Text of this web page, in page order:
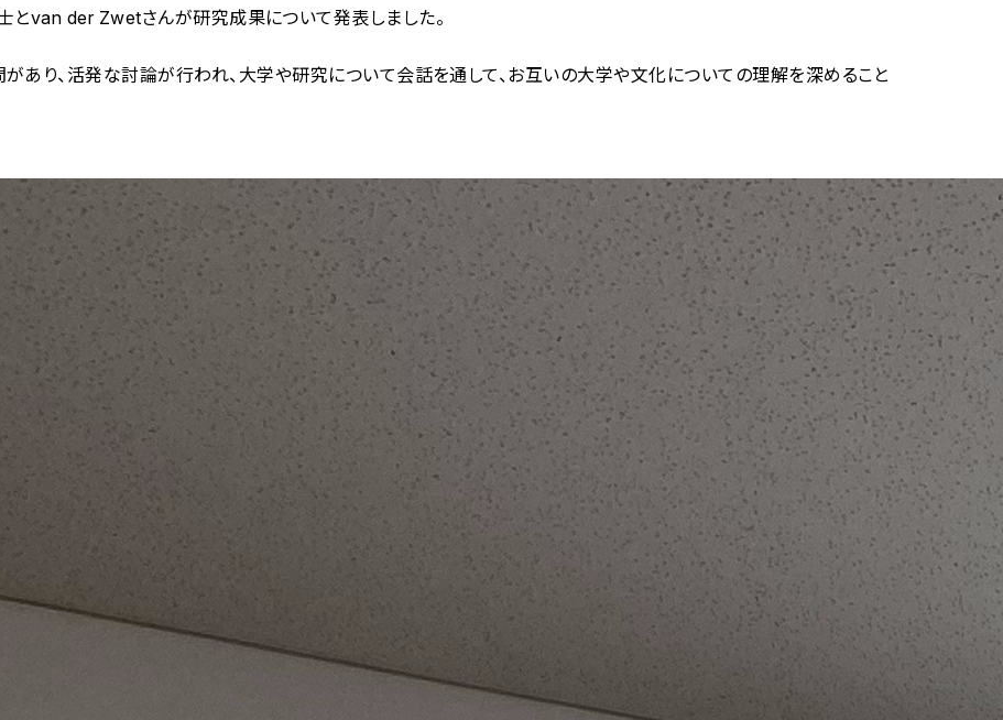
van der Zwetさんが研究成果について発表しました。
り、活発な討論が行われ、大学や研究について会話を通して、お互いの大学や文化についての理解を深めること